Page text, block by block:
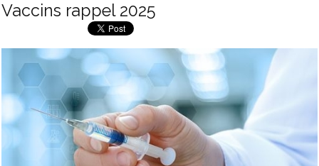
Vaccins rappel 2025